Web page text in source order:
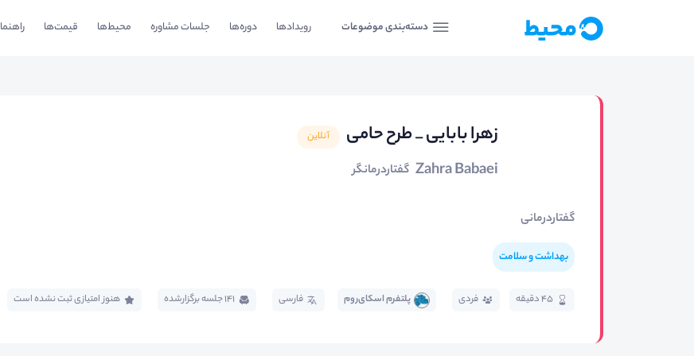
دسته‌بندی موضوعات رویدادها دوره‌ها جلسات مشاوره محیط‌ها قیمت‌ها راهنما
زهرا بابایی _ طرح حامی آنلاین
Zahra Babaei گفتاردرمانگر
گفتاردرمانی
بهداشت و سلامت
45 دقیقه فردی پلتفرم اسکای‌روم فارسی 141 جلسه برگزار‌شده هنوز امتیازی ثبت نشده است